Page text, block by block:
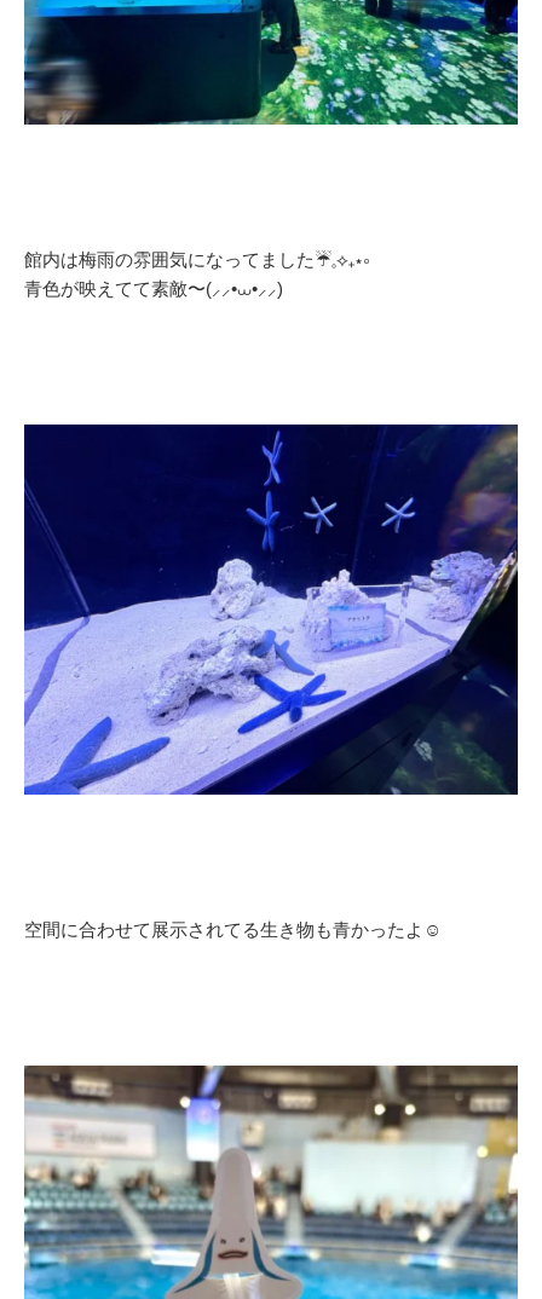
館内は梅雨の雰囲気になってました☔️𓈒⟡₊⋆∘
青色が映えてて素敵〜(⸝⸝•⩊•⸝⸝)
空間に合わせて展示されてる生き物も青かったよ☺️